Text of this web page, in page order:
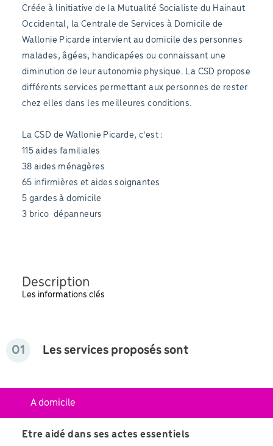
Créée à linitiative de la Mutualité Socialiste du Hainaut
Occidental, la Centrale de Services à Domicile de
Wallonie Picarde intervient au domicile des personnes
malades, âgées, handicapées ou connaissant une
diminution de leur autonomie physique. La CSD propose
différents services permettant aux personnes de rester
chez elles dans les meilleures conditions.
La CSD de Wallonie Picarde, c'est :
115 aides familiales
38 aides ménagères
65 infirmières et aides soignantes
5 gardes à domicile
3 brico  dépanneurs
Description
Les informations clés
01 Les services proposés sont
A domicile
Etre aidé dans ses actes essentiels